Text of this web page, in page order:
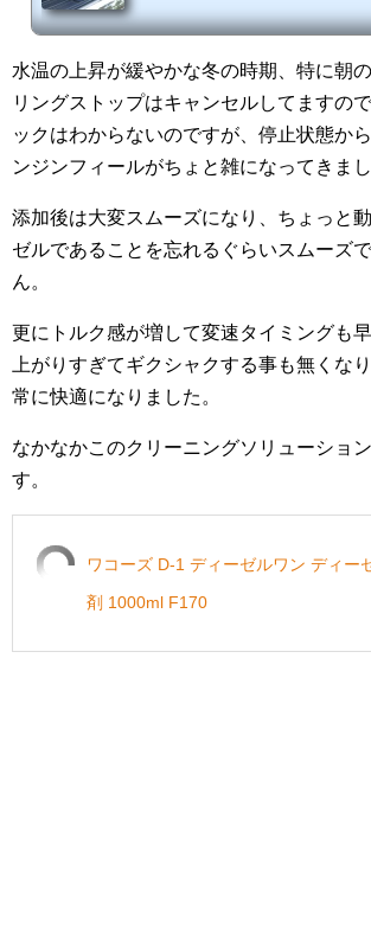
ル特有の金属的な打撃音が低減してまろやかな丸みの
2QVNw 車内では明らかに差を感じます。この様に聞い
水温の上昇が緩やかな冬の時期、特に朝
リングストップはキャンセルしてますの
ックはわからないのですが、停止状態か
ンジンフィールがちょと雑になってきまし
添加後は大変スムーズになり、ちょっと
ゼルであることを忘れるぐらいスムーズ
ん。
更にトルク感が増して変速タイミングも
上がりすぎてギクシャクする事も無くな
常に快適になりました。
なかなかこのクリーニングソリューショ
す。
ワコーズ D-1 ディーゼルワン ディー
剤 1000ml F170